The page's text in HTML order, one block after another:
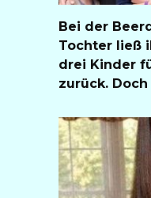
Bei der
Tochter ließ
drei Kinder
zurück.